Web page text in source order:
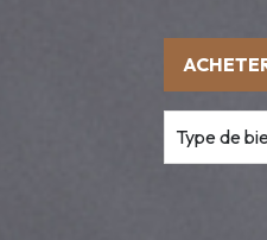
De
Type de